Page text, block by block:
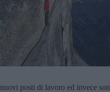
nuovi posti di lavoro ed invece